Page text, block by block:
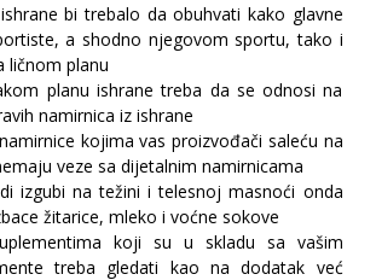
bi trebalo da obuhvati kako glavne
a shodno njegovom sportu, tako i
ličnom planu
planu ishrane treba da se odnosi na
namirnica iz ishrane
kojima vas proizvođači saleću na
veze sa dijetalnim namirnicama
izgubi na težini i telesnoj masnoći onda
žitarice, mleko i voćne sokove
koji su u skladu sa vašim
treba gledati kao na dodatak već